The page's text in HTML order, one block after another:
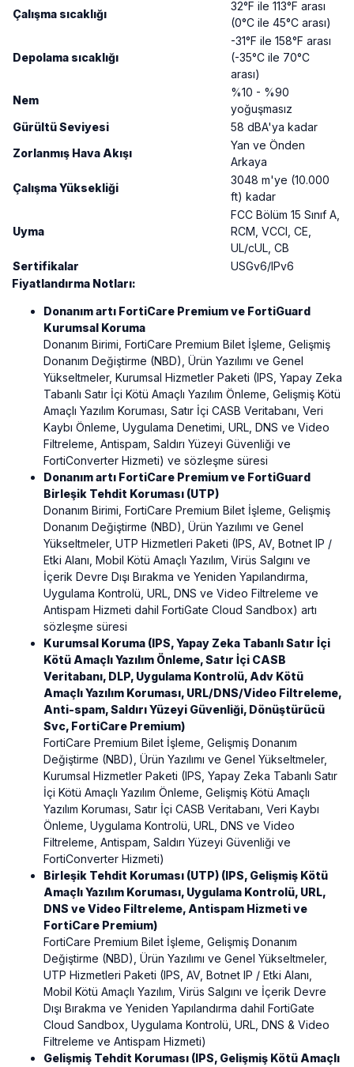
Çalışma sıcaklığı
32°F ile 113°F arası
(0°C ile 45°C arası)
Depolama sıcaklığı
-31°F ile 158°F arası
(-35°C ile 70°C
arası)
Nem
%10 - %90
yoğuşmasız
Gürültü Seviyesi
58 dBA'ya kadar
Zorlanmış Hava Akışı
Yan ve Önden
Arkaya
Çalışma Yüksekliği
3048 m'ye (10.000
ft) kadar
Uyma
FCC Bölüm 15 Sınıf A,
RCM, VCCI, CE,
UL/cUL, CB
Sertifikalar
USGv6/IPv6
Fiyatlandırma Notları:
Donanım artı FortiCare Premium ve FortiGuard
Kurumsal Koruma
Donanım Birimi, FortiCare Premium Bilet İşleme, Gelişmiş
Donanım Değiştirme (NBD), Ürün Yazılımı ve Genel
Yükseltmeler, Kurumsal Hizmetler Paketi (IPS, Yapay Zeka
Tabanlı Satır İçi Kötü Amaçlı Yazılım Önleme, Gelişmiş Kötü
Amaçlı Yazılım Koruması, Satır İçi CASB Veritabanı, Veri
Kaybı Önleme, Uygulama Denetimi, URL, DNS ve Video
Filtreleme, Antispam, Saldırı Yüzeyi Güvenliği ve
FortiConverter Hizmeti) ve sözleşme süresi
Donanım artı FortiCare Premium ve FortiGuard
Birleşik Tehdit Koruması (UTP)
Donanım Birimi, FortiCare Premium Bilet İşleme, Gelişmiş
Donanım Değiştirme (NBD), Ürün Yazılımı ve Genel
Yükseltmeler, UTP Hizmetleri Paketi (IPS, AV, Botnet IP /
Etki Alanı, Mobil Kötü Amaçlı Yazılım, Virüs Salgını ve
İçerik Devre Dışı Bırakma ve Yeniden Yapılandırma,
Uygulama Kontrolü, URL, DNS ve Video Filtreleme ve
Antispam Hizmeti dahil FortiGate Cloud Sandbox) artı
sözleşme süresi
Kurumsal Koruma (IPS, Yapay Zeka Tabanlı Satır İçi
Kötü Amaçlı Yazılım Önleme, Satır İçi CASB
Veritabanı, DLP, Uygulama Kontrolü, Adv Kötü
Amaçlı Yazılım Koruması, URL/DNS/Video Filtreleme,
Anti-spam, Saldırı Yüzeyi Güvenliği, Dönüştürücü
Svc, FortiCare Premium)
FortiCare Premium Bilet İşleme, Gelişmiş Donanım
Değiştirme (NBD), Ürün Yazılımı ve Genel Yükseltmeler,
Kurumsal Hizmetler Paketi (IPS, Yapay Zeka Tabanlı Satır
İçi Kötü Amaçlı Yazılım Önleme, Gelişmiş Kötü Amaçlı
Yazılım Koruması, Satır İçi CASB Veritabanı, Veri Kaybı
Önleme, Uygulama Kontrolü, URL, DNS ve Video
Filtreleme, Antispam, Saldırı Yüzeyi Güvenliği ve
FortiConverter Hizmeti)
Birleşik Tehdit Koruması (UTP) (IPS, Gelişmiş Kötü
Amaçlı Yazılım Koruması, Uygulama Kontrolü, URL,
DNS ve Video Filtreleme, Antispam Hizmeti ve
FortiCare Premium)
FortiCare Premium Bilet İşleme, Gelişmiş Donanım
Değiştirme (NBD), Ürün Yazılımı ve Genel Yükseltmeler,
UTP Hizmetleri Paketi (IPS, AV, Botnet IP / Etki Alanı,
Mobil Kötü Amaçlı Yazılım, Virüs Salgını ve İçerik Devre
Dışı Bırakma ve Yeniden Yapılandırma dahil FortiGate
Cloud Sandbox, Uygulama Kontrolü, URL, DNS & Video
Filtreleme ve Antispam Hizmeti)
Gelişmiş Tehdit Koruması (IPS, Gelişmiş Kötü Amaçlı